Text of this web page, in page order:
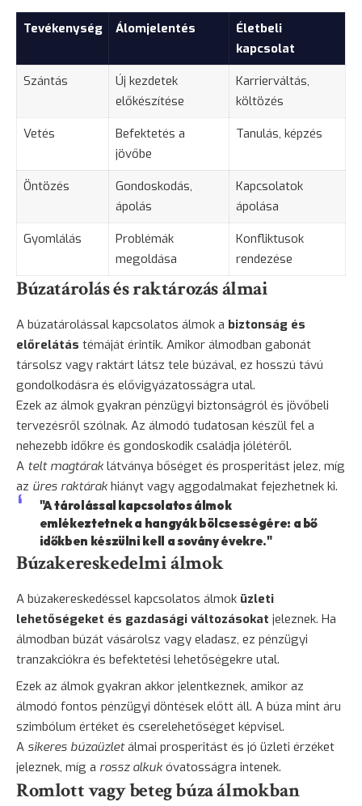
Tevékenység Álomjelentés
Életbeli
kapcsolat
Szántás
Új kezdetek
előkészítése
Karrierváltás,
költözés
Vetés
Befektetés a
jövőbe
Tanulás, képzés
Öntözés
Gondoskodás,
ápolás
Kapcsolatok
ápolása
Gyomlálás
Problémák
megoldása
Konfliktusok
rendezése
Búzatárolás és raktározás álmai
A búzatárolással kapcsolatos álmok a biztonság és
előrelátás témáját érintik. Amikor álmodban gabonát
társolsz vagy raktárt látsz tele búzával, ez hosszú távú
gondolkodásra és elővigyázatosságra utal.
Ezek az álmok gyakran pénzügyi biztonságról és jövőbeli
tervezésről szólnak. Az álmodó tudatosan készül fel a
nehezebb időkre és gondoskodik családja jólétéről.
A telt magtárak látványa bőséget és prosperitást jelez, míg
az üres raktárak hiányt vagy aggodalmakat fejezhetnek ki.
"A tárolással kapcsolatos álmok
emlékeztetnek a hangyák bölcsességére: a bő
időkben készülni kell a sovány évekre."
Búzakereskedelmi álmok
A búzakereskedéssel kapcsolatos álmok üzleti
lehetőségeket és gazdasági változásokat jeleznek. Ha
álmodban búzát vásárolsz vagy eladasz, ez pénzügyi
tranzakciókra és befektetési lehetőségekre utal.
Ezek az álmok gyakran akkor jelentkeznek, amikor az
álmodó fontos pénzügyi döntések előtt áll. A búza mint áru
szimbólum értéket és cserelehetőséget képvisel.
A sikeres búzaüzletálmai prosperitást és jó üzleti érzéket
jeleznek, míg a rossz alkuk óvatosságra intenek.
Romlott vagy beteg búza álmokban